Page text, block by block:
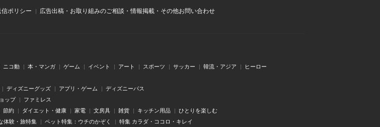
ポリシー
広告出稿・お取り組みのご相談・情報掲載・その他お問い合わせ
ニコ動 本・マンガ ゲーム イベント アート スポーツ サッカー 韓流・アジア ヒーロー
ディズニーグッズ アプリ・ゲーム ディズニーパス
ップ ファミレス
節約 ダイエット・健康 家電 文房具 雑貨 キッチン用品 ひとりを楽しむ
体験・旅特集 ペット特集：ウチのかぞく 特集 カラダ・ココロ・キレイ